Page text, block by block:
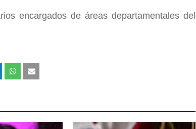
encargados de áreas departamentales del